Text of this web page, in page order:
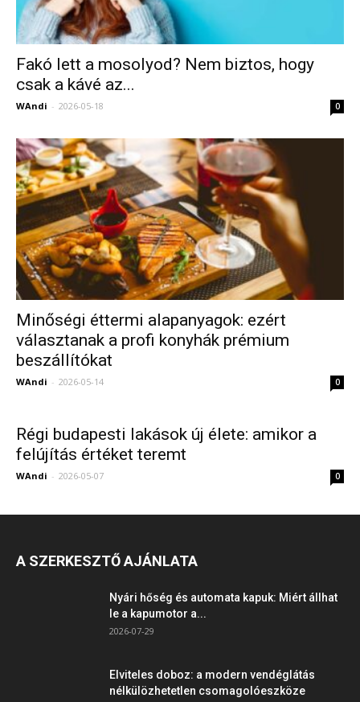
Fakó lett a mosolyod? Nem biztos, hogy
csak a kávé az...
WAndi - 2026-05-18 0
Minőségi éttermi alapanyagok: ezért
választanak a profi konyhák prémium
beszállítókat
WAndi - 2026-05-14 0
Régi budapesti lakások új élete: amikor a
felújítás értéket teremt
WAndi - 2026-05-07 0
A SZERKESZTŐ AJÁNLATA
Nyári hőség és automata kapuk: Miért állhat
le a kapumotor a...
2026-07-29
Elviteles doboz: a modern vendéglátás
nélkülözhetetlen csomagolóeszköze